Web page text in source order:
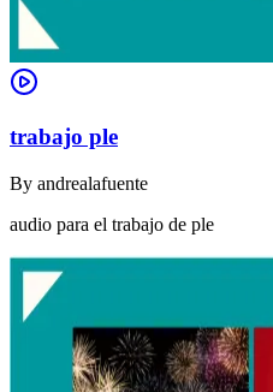
trabajo ple
By andrealafuente
audio para el trabajo de ple